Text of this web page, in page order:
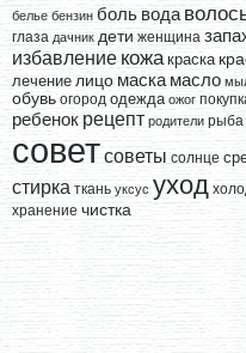
белье бензин боль вода
глаза дачник дети женщина
избавление кожа краска
лечение лицо маска масло
обувь огород одежда ожог
ребенок рецепт родители рыба
советсоветы солнце
стирка ткань уксус уход
хранение чистка